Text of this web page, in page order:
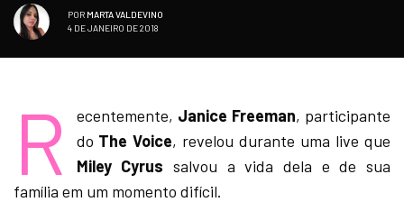
POR MARTA VALDEVINO
4 DE JANEIRO DE 2018
R ecentemente, Janice Freeman, participante
do The Voice, revelou durante uma live que
Miley Cyrus salvou a vida dela e de sua
família em um momento difícil.